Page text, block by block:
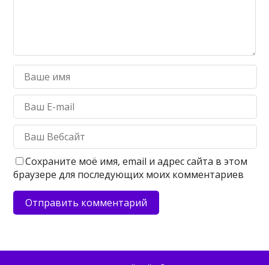
Сохраните моё имя, email и адрес сайта в этом
браузере для последующих моих комментариев